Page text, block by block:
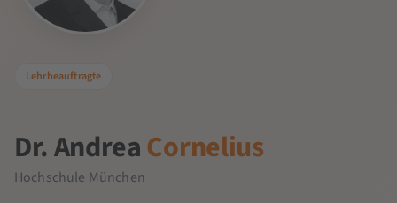
Lehrbeauftragte
Dr. AndreaCornelius
Hochschule München